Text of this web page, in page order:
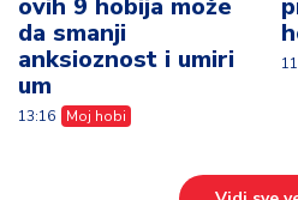
ovih 9 hobija može
da smanji
anksioznost i umiri
um
13:16 Moj hobi